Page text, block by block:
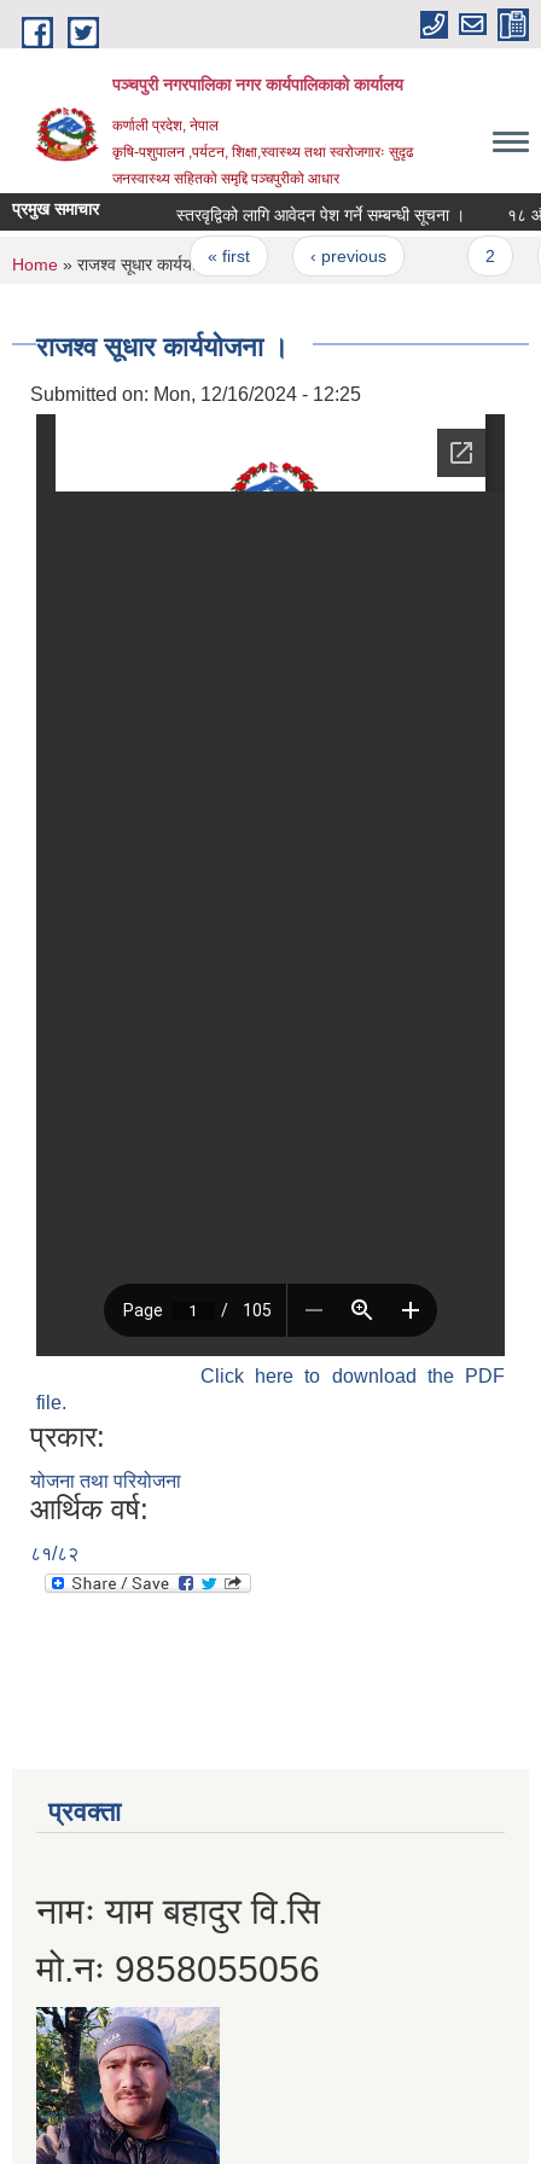
Skip to main content
पञ्चपुरी नगरपालिका नगर कार्यपालिकाको कार्यालय
कर्णाली प्रदेश, नेपाल
कृषि-पशुपालन ,पर्यटन, शिक्षा,स्वास्थ्य तथा स्वरोजगारः सुदृढ
जनस्वास्थ्य सहितको समृद्दि पञ्चपुरीको आधार
प्रमुख समाचार स्तरवृद्विको लागि आवेदन पेश गर्ने सम्बन्धी सूचना । १८ औँ
Pages
« first ‹ previous
You are here
Home » राजश्व सूधार कार्ययोजना ।
राजश्व सूधार कार्ययोजना ।
Submitted on: Mon, 12/16/2024 - 12:25
Click here to download the PDF
file.
प्रकार:
योजना तथा परियोजना
आर्थिक वर्ष:
८१/८२
प्रवक्ता
नामः याम बहादुर वि.सि
मो.नः 9858055056